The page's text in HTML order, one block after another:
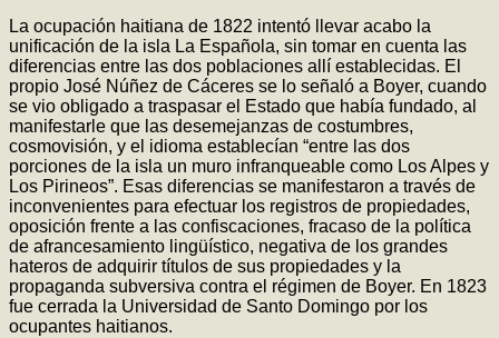
La ocupación haitiana de 1822 intentó llevar acabo la
unificación de la isla La Española, sin tomar en cuenta las
diferencias entre las dos poblaciones allí establecidas. El
propio José Núñez de Cáceres se lo señaló a Boyer, cuando
se vio obligado a traspasar el Estado que había fundado, al
manifestarle que las desemejanzas de costumbres,
cosmovisión, y el idioma establecían “entre las dos
porciones de la isla un muro infranqueable como Los Alpes y
Los Pirineos”. Esas diferencias se manifestaron a través de
inconvenientes para efectuar los registros de propiedades,
oposición frente a las confiscaciones, fracaso de la política
de afrancesamiento lingüístico, negativa de los grandes
hateros de adquirir títulos de sus propiedades y la
propaganda subversiva contra el régimen de Boyer. En 1823
fue cerrada la Universidad de Santo Domingo por los
ocupantes haitianos.